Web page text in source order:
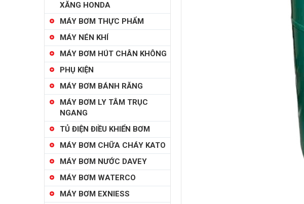
XĂNG HONDA
MÁY BƠM THỰC PHẨM
MÁY NÉN KHÍ
MÁY BƠM HÚT CHÂN KHÔNG
PHỤ KIỆN
MÁY BƠM BÁNH RĂNG
MÁY BƠM LY TÂM TRỤC
NGANG
TỦ ĐIỆN ĐIỀU KHIỂN BƠM
MÁY BƠM CHỮA CHÁY KATO
MÁY BƠM NƯỚC DAVEY
MÁY BƠM WATERCO
MÁY BƠM EXNIESS